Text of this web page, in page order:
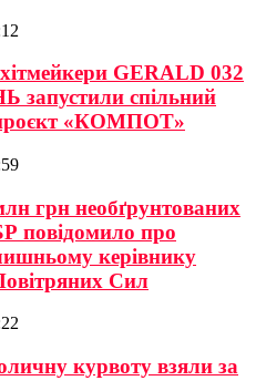
GERALD 032
спільний
«КОМПОТ»
грн необґрунтованих
повідомило про
керівнику
Сил
курвоту взяли за